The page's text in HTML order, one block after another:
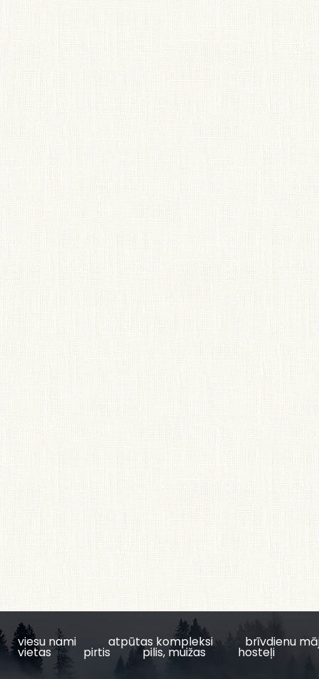
viesu nami atpūtas kompleksi brīvdienu
vietas pirtis pilis, muižas hosteļi